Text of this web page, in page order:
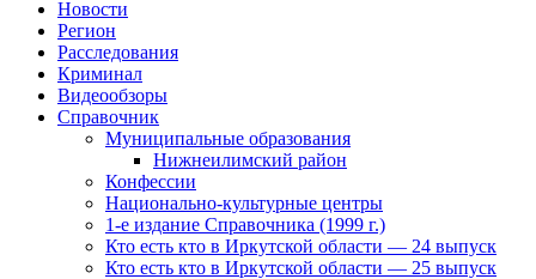
Новости
Регион
Расследования
Криминал
Видеообзоры
Справочник
Муниципальные образования
Нижнеилимский район
Конфессии
Национально-культурные центры
1-е издание Справочника (1999 г.)
Кто есть кто в Иркутской области — 24 выпуск
Кто есть кто в Иркутской области — 25 выпуск